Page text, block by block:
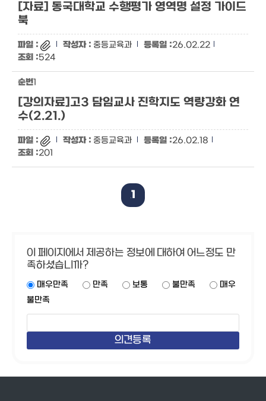
[자료] 동국대학교 수행평가 영역명 설정 가이드
북
중등교육과
26.02.22
524
1
[강의자료]고3 담임교사 진학지도 역량강화 연
수(2.21.)
중등교육과
26.02.18
201
1
이 페이지에서 제공하는 정보에 대하여 어느정도 만
족하셨습니까?
매우만족 만족 보통 불만족
매우
불만족